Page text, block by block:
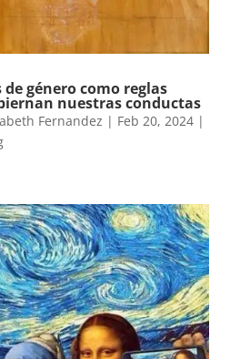
género como reglas
nuestras conductas
Fernandez | Feb 20, 2024|